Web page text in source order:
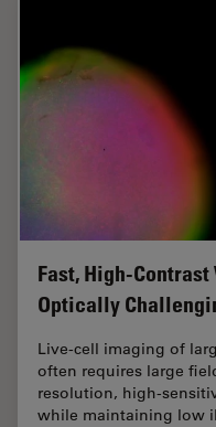
Fast, High-
Optically
Live‑cell imaging of
often requires large
resolution, high-
while maintaining low